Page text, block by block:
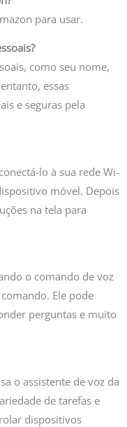
para usar.
como seu nome,
essas
e seguras pela
lo à sua rede Wi-
móvel. Depois
na tela para
o comando de voz
Ele pode
perguntas e muito
o assistente de voz da
de tarefas e
dispositivos